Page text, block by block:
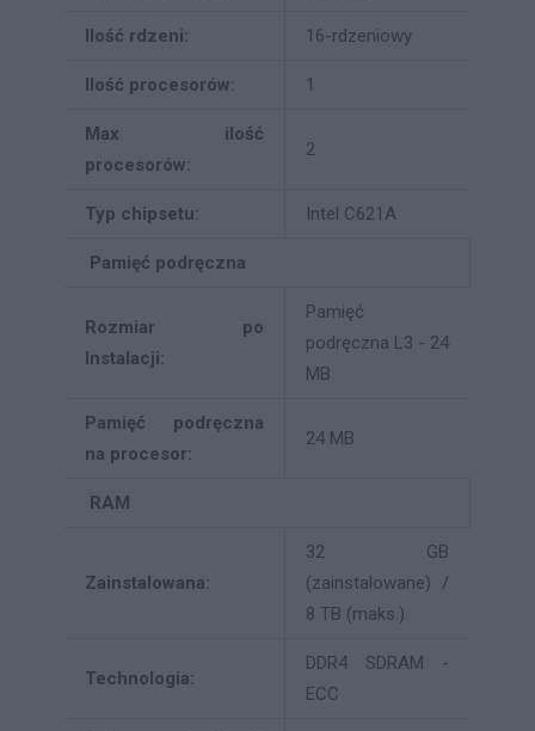
Ilość rdzeni: 16-rdzeniowy
Ilość procesorów: 1
Max ilość
procesorów:
2
Typ chipsetu: Intel C621A
Pamięć podręczna
Rozmiar po
Instalacji:
Pamięć
podręczna L3 - 24
MB
Pamięć podręczna
na procesor:
24 MB
RAM
Zainstalowana:
32 GB
(zainstalowane) /
8 TB (maks.)
Technologia:
DDR4 SDRAM -
ECC